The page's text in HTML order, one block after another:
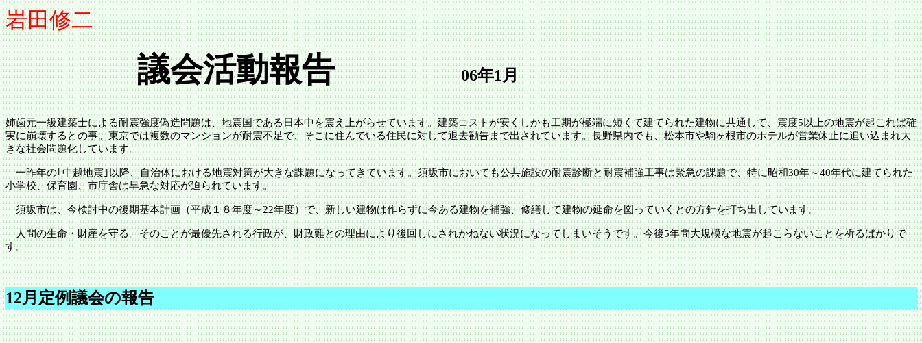
岩田修二
議会活動報告 06年1月
姉歯元一級建築士による耐震強度偽造問題は、地震国である日本中を震え上がらせています。建築コストが安くしかも工期が極端に短くて建てられた建物に共通して、震度5以上の地震が起これば確
実に崩壊するとの事。東京では複数のマンションが耐震不足で、そこに住んでいる住民に対して退去勧告まで出されています。長野県内でも、松本市や駒ヶ根市のホテルが営業休止に追い込まれ大
きな社会問題化しています。
一昨年の｢中越地震｣以降、自治体における地震対策が大きな課題になってきています。須坂市においても公共施設の耐震診断と耐震補強工事は緊急の課題で、特に昭和30年～40年代に建てられた
小学校、保育園、市庁舎は早急な対応が迫られています。
須坂市は、今検討中の後期基本計画（平成１８年度～22年度）で、新しい建物は作らずに今ある建物を補強、修繕して建物の延命を図っていくとの方針を打ち出しています。
人間の生命・財産を守る。そのことが最優先される行政が、財政難との理由により後回しにされかねない状況になってしまいそうです。今後5年間大規模な地震が起こらないことを祈るばかりで
す。
12月定例議会の報告